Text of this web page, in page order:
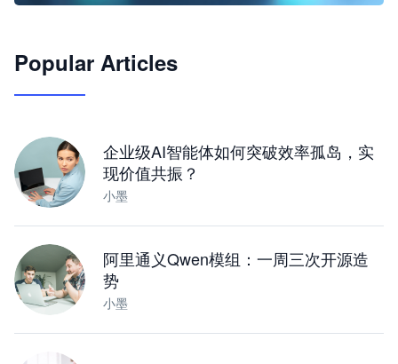
JimoClaw 桌面 AI Agent 工作台
Popular Articles
企业级AI智能体如何突破效率孤岛，实
现价值共振？
小墨
阿里通义Qwen模组：一周三次开源造
势
小墨